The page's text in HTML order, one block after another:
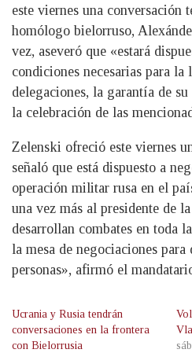
este viernes una conversación
homólogo bielorruso,
vez, aseveró que «estará
condiciones necesarias para la
delegaciones, la garantía de
la celebración de las
Zelenski ofreció este viernes
señaló que está dispuesto a
operación militar rusa en el
una vez más al presidente de
desarrollan combates en toda
la mesa de negociaciones para
personas», afirmó el
Ucrania y Rusia tendrán
conversaciones en la frontera
con Bielorrusia